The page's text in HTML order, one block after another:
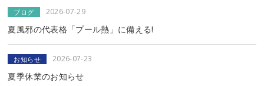
ブログ 2026-07-29
夏風邪の代表格「プール熱」に備える!
お知らせ 2026-07-23
夏季休業のお知らせ